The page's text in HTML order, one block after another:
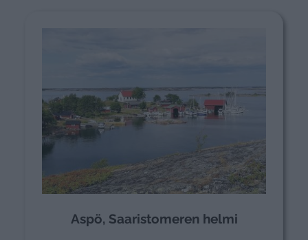
Aspö, Saaristomeren helmi